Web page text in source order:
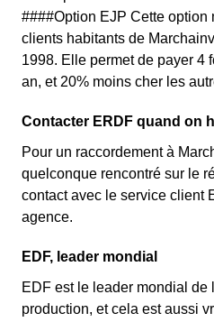
####Option EJP Cette option
clients habitants de
1998. Elle permet de payer 4
an, et 20% moins cher les
Contacter ERDF quand on
Pour un raccordement à
quelconque rencontré sur le
contact avec le service client
agence.
EDF, leader mondial
EDF est le leader mondial de
production, et cela est aussi